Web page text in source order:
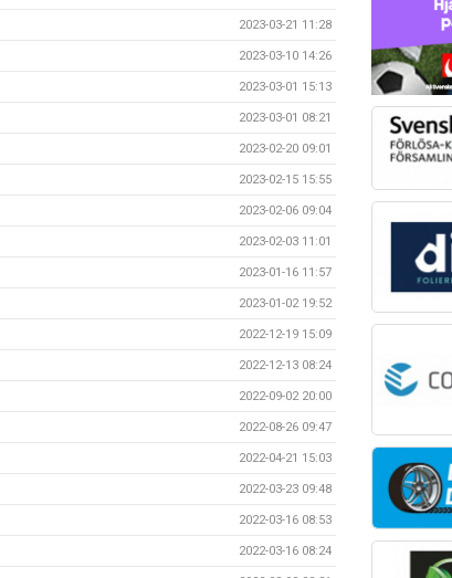
2023-03-21 11:28
2023-03-10 14:26
2023-03-01 15:13
2023-03-01 08:21
2023-02-20 09:01
2023-02-15 15:55
2023-02-06 09:04
2023-02-03 11:01
2023-01-16 11:57
2023-01-02 19:52
2022-12-19 15:09
2022-12-13 08:24
2022-09-02 20:00
2022-08-26 09:47
2022-04-21 15:03
2022-03-23 09:48
2022-03-16 08:53
2022-03-16 08:24